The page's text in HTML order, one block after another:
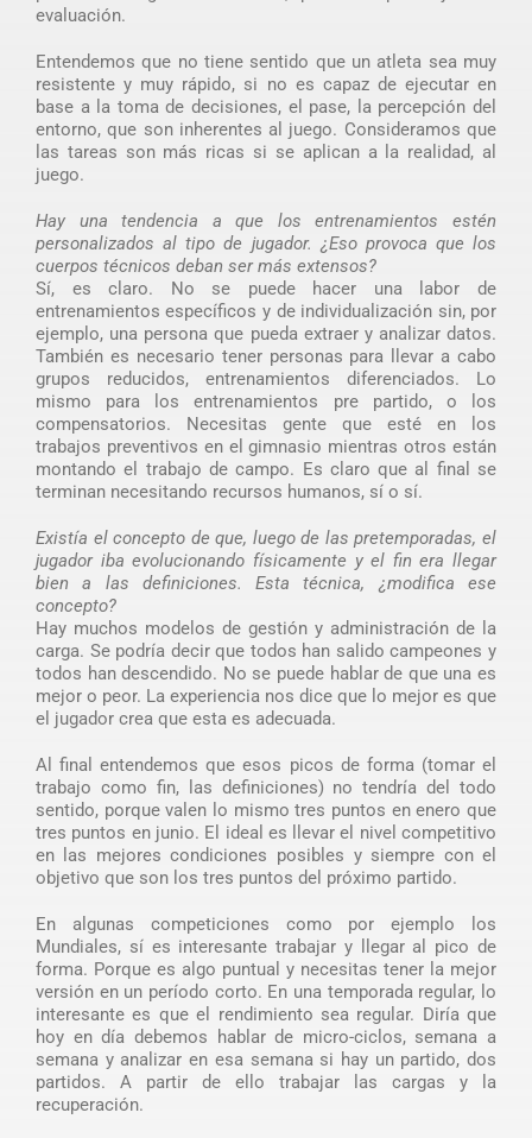
evaluación.
Entendemos que no tiene sentido que un atleta sea muy
resistente y muy rápido, si no es capaz de ejecutar en
base a la toma de decisiones, el pase, la percepción del
entorno, que son inherentes al juego. Consideramos que
las tareas son más ricas si se aplican a la realidad, al
juego.
Hay una tendencia a que los entrenamientos estén
personalizados al tipo de jugador. ¿Eso provoca que los
cuerpos técnicos deban ser más extensos?
Sí, es claro. No se puede hacer una labor de
entrenamientos específicos y de individualización sin, por
ejemplo, una persona que pueda extraer y analizar datos.
También es necesario tener personas para llevar a cabo
grupos reducidos, entrenamientos diferenciados. Lo
mismo para los entrenamientos pre partido, o los
compensatorios. Necesitas gente que esté en los
trabajos preventivos en el gimnasio mientras otros están
montando el trabajo de campo. Es claro que al final se
terminan necesitando recursos humanos, sí o sí.
Existía el concepto de que, luego de las pretemporadas, el
jugador iba evolucionando físicamente y el fin era llegar
bien a las definiciones. Esta técnica, ¿modifica ese
concepto?
Hay muchos modelos de gestión y administración de la
carga. Se podría decir que todos han salido campeones y
todos han descendido. No se puede hablar de que una es
mejor o peor. La experiencia nos dice que lo mejor es que
el jugador crea que esta es adecuada.
Al final entendemos que esos picos de forma (tomar el
trabajo como fin, las definiciones) no tendría del todo
sentido, porque valen lo mismo tres puntos en enero que
tres puntos en junio. El ideal es llevar el nivel competitivo
en las mejores condiciones posibles y siempre con el
objetivo que son los tres puntos del próximo partido.
En algunas competiciones como por ejemplo los
Mundiales, sí es interesante trabajar y llegar al pico de
forma. Porque es algo puntual y necesitas tener la mejor
versión en un período corto. En una temporada regular, lo
interesante es que el rendimiento sea regular. Diría que
hoy en día debemos hablar de micro-ciclos, semana a
semana y analizar en esa semana si hay un partido, dos
partidos. A partir de ello trabajar las cargas y la
recuperación.